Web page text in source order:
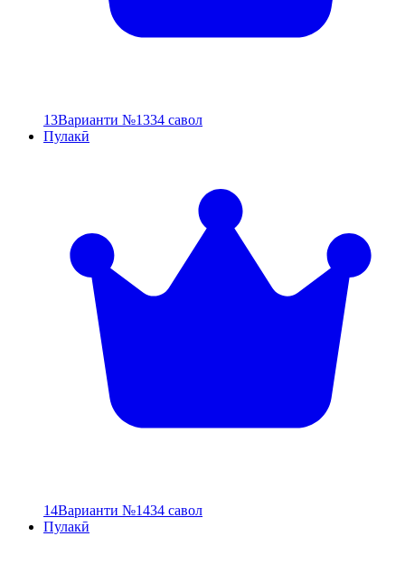
13Варианти №1334 савол
Пулакӣ
14Варианти №1434 савол
Пулакӣ